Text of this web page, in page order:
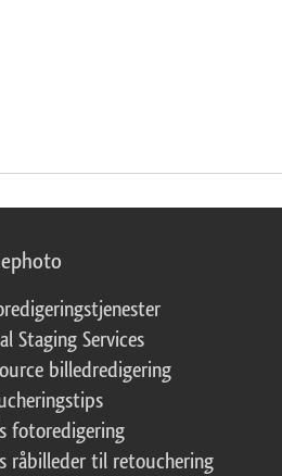
Staging Services
billedredigering
fotoredigering
råbilleder til retouchering